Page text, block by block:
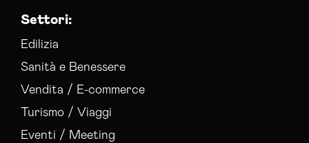
Settori:
Edilizia
Sanità e Benessere
Vendita / E-commerce
Turismo / Viaggi
Eventi / Meeting